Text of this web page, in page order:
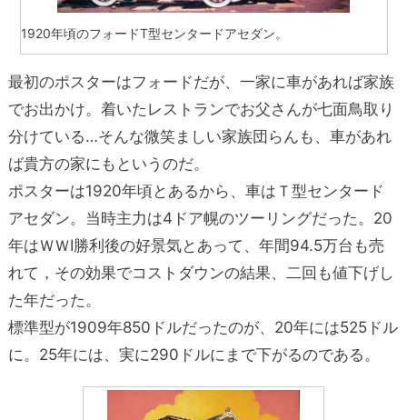
1920年頃のフォードT型センタードアセダン。
最初のポスターはフォードだが、一家に車があれば家族
でお出かけ。着いたレストランでお父さんが七面鳥取り
分けている…そんな微笑ましい家族団らんも、車があれ
ば貴方の家にもというのだ。
ポスターは1920年頃とあるから、車はＴ型センタード
アセダン。当時主力は4ドア幌のツーリングだった。20
年はＷＷⅠ勝利後の好景気とあって、年間94.5万台も売
れて，その効果でコストダウンの結果、二回も値下げし
た年だった。
標準型が1909年850ドルだったのが、20年には525ドル
に。25年には、実に290ドルにまで下がるのである。